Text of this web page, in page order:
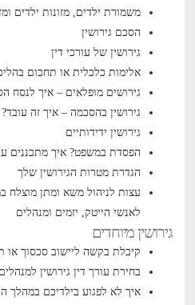
משמורת ילדים, מזונות ילדים
הסכם גירושין
גירושין של עורכי דין
אלימות כלכלית או תחכום
גירושים מופלאים – איך לנסח
גירושין בהסכמה – איך זה עובד?
גירושין ידידותיים
הפסדת במשפט? איך מתכננים
הגדרת מטרות הגירושין שלך
עצות לניהול משא ומתן מוצלח
לאנשי הייטק, יזמים ומנהלים
גירושין מיוחדים
קיבלת בקשה ליישוב סכסוך או
בחירת עורך דין גירושין
איך לא לפגוע בילדיכם במהלך